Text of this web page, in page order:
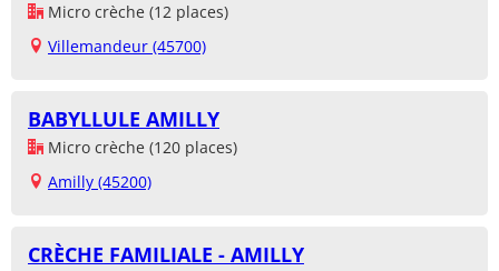
Micro crèche (12 places)
Villemandeur (45700)
BABYLLULE AMILLY
Micro crèche (120 places)
Amilly (45200)
CRÈCHE FAMILIALE - AMILLY